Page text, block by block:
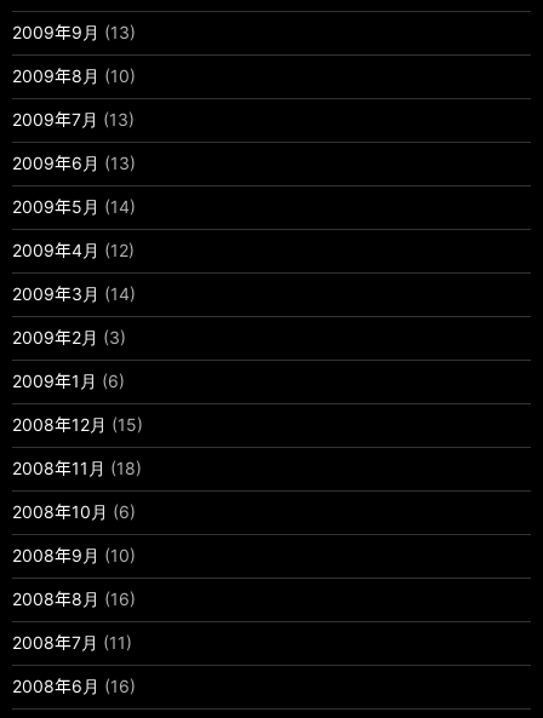
2009年9月 (13)
2009年8月 (10)
2009年7月 (13)
2009年6月 (13)
2009年5月 (14)
2009年4月 (12)
2009年3月 (14)
2009年2月 (3)
2009年1月 (6)
2008年12月 (15)
2008年11月 (18)
2008年10月 (6)
2008年9月 (10)
2008年8月 (16)
2008年7月 (11)
2008年6月 (16)